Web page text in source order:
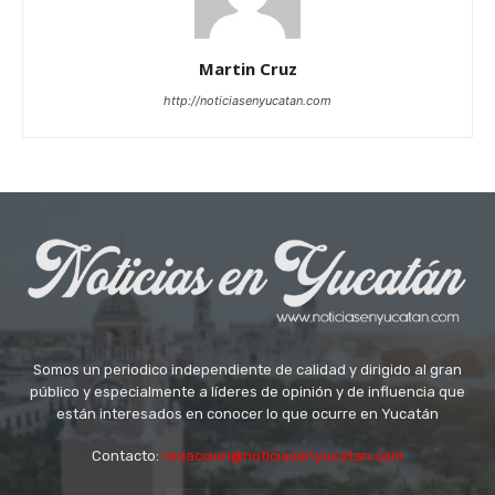
Martin Cruz
http://noticiasenyucatan.com
Somos un periodico independiente de calidad y dirigido al gran
público y especialmente a líderes de opinión y de influencia que
están interesados en conocer lo que ocurre en Yucatán
Contacto: redaccion@noticiasenyucatan.com